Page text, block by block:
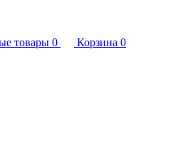
товары 0 Корзина 0